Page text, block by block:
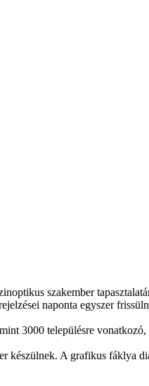
szakember
naponta egyszer
3000 településre vonatkozó,
készülnek. A grafikus fáklya